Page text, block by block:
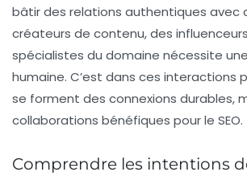
bâtir des relations authentiques avec
créateurs de contenu, des
spécialistes du domaine nécessite
humaine. C’est dans ces interactions
se forment des connexions durables,
collaborations bénéfiques pour le SEO.
Comprendre les intentions